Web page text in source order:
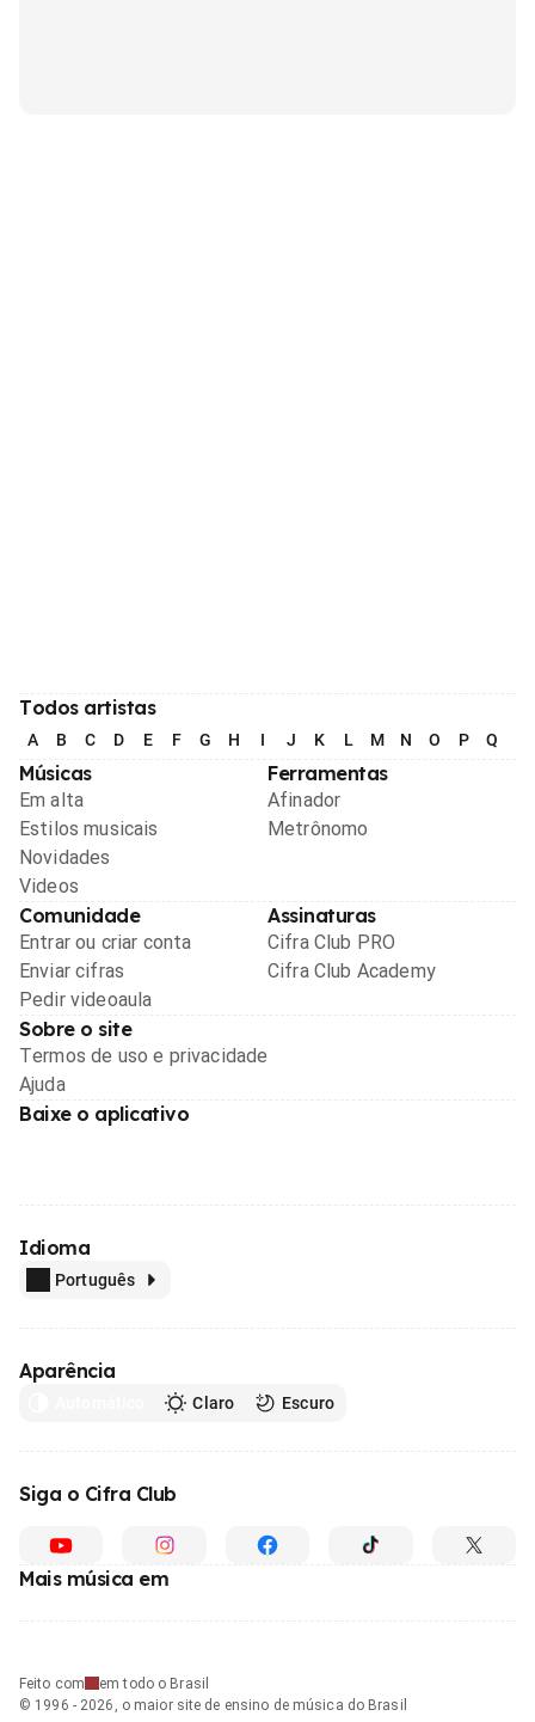
Todos artistas
A B C D E F G H I J K L M N O P Q
Músicas
Em alta
Estilos musicais
Novidades
Videos
Ferramentas
Afinador
Metrônomo
Comunidade
Entrar ou criar conta
Enviar cifras
Pedir videoaula
Assinaturas
Cifra Club PRO
Cifra Club Academy
Sobre o site
Termos de uso e privacidade
Ajuda
Baixe o aplicativo
Idioma
Português
Aparência
Claro Escuro
Siga o Cifra Club
Mais música em
Feito com
em todo o Brasil
© 1996 - 2026, o maior site de ensino de música do Brasil